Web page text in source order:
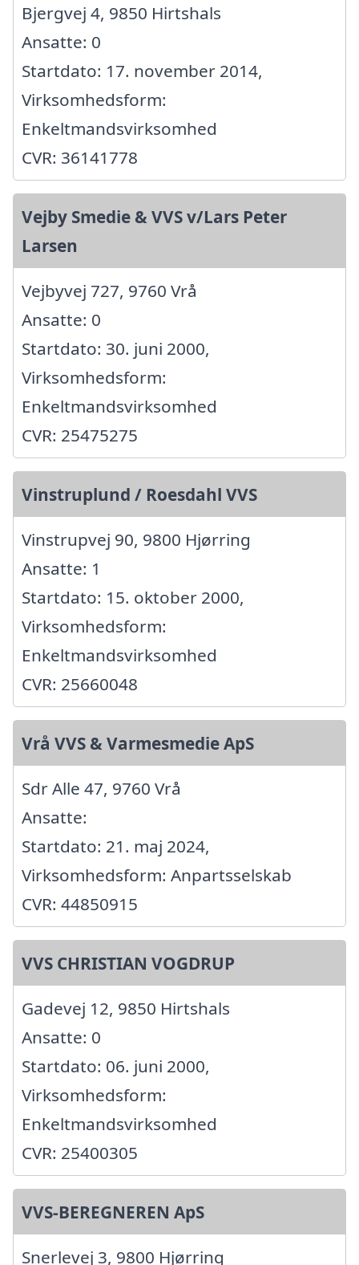
Bjergvej 4, 9850 Hirtshals
Ansatte: 0
Startdato: 17. november 2014,
Virksomhedsform:
Enkeltmandsvirksomhed
CVR: 36141778
Vejby Smedie & VVS v/Lars Peter
Larsen
Vejbyvej 727, 9760 Vrå
Ansatte: 0
Startdato: 30. juni 2000,
Virksomhedsform:
Enkeltmandsvirksomhed
CVR: 25475275
Vinstruplund / Roesdahl VVS
Vinstrupvej 90, 9800 Hjørring
Ansatte: 1
Startdato: 15. oktober 2000,
Virksomhedsform:
Enkeltmandsvirksomhed
CVR: 25660048
Vrå VVS & Varmesmedie ApS
Sdr Alle 47, 9760 Vrå
Ansatte:
Startdato: 21. maj 2024,
Virksomhedsform: Anpartsselskab
CVR: 44850915
VVS CHRISTIAN VOGDRUP
Gadevej 12, 9850 Hirtshals
Ansatte: 0
Startdato: 06. juni 2000,
Virksomhedsform:
Enkeltmandsvirksomhed
CVR: 25400305
VVS-BEREGNEREN ApS
Snerlevej 3, 9800 Hjørring